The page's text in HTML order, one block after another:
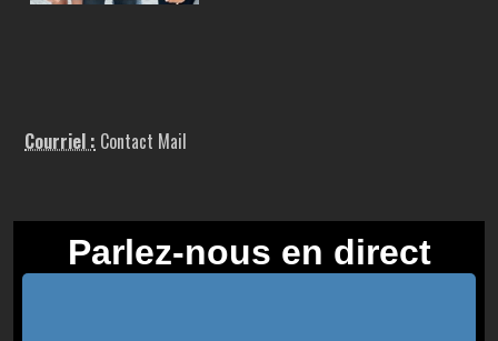
Courriel : Contact Mail